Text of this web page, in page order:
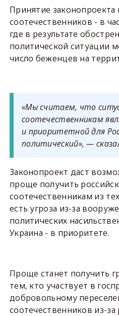
Принятие
соотечественников - в
где в результате
политической ситуации
число беженцев на
«Мы считаем, что
соотечественникам
и приоритетной для
политический», —
Законопроект даст
проще получить
соотечественникам из
есть угроза из-за
политических
Украина - в приоритете.
Проще станет получить
тем, кто участвует в
добровольному
соотечественников из-